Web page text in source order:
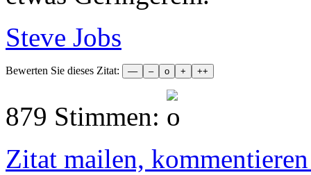
Steve Jobs
Bewerten Sie dieses Zitat:
879 Stimmen:
Zitat mailen,